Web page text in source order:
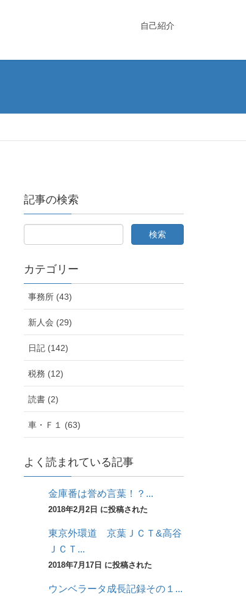
自己紹介
記事の検索
カテゴリー
事務所 (43)
新人会 (29)
日記 (142)
税務 (12)
読書 (2)
車・Ｆ１ (63)
よく読まれている記事
金庫番は誉め言葉！？...
2018年2月2日 に投稿された
東京外環道 京葉ＪＣＴ&高谷
ＪＣＴ...
2018年7月17日 に投稿された
ウンベラータ成長記録その１...